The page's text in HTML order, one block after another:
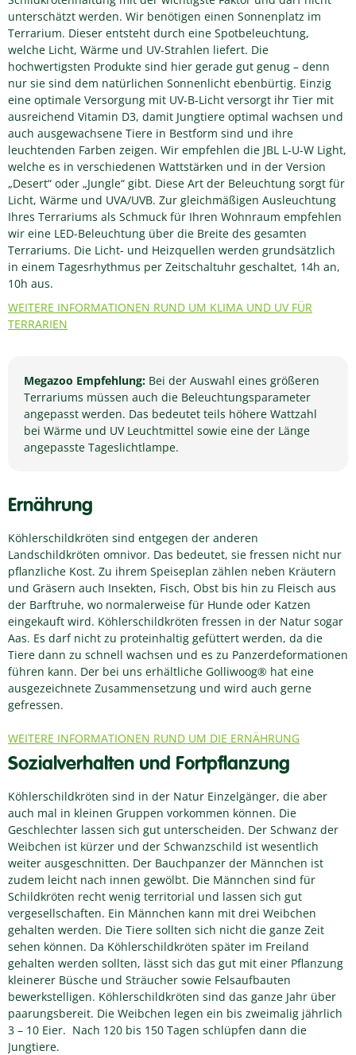
unterschätzt werden. Wir benötigen einen Sonnenplatz im
Terrarium. Dieser entsteht durch eine Spotbeleuchtung,
welche Licht, Wärme und UV-Strahlen liefert. Die
hochwertigsten Produkte sind hier gerade gut genug – denn
nur sie sind dem natürlichen Sonnenlicht ebenbürtig. Einzig
eine optimale Versorgung mit UV-B-Licht versorgt ihr Tier mit
ausreichend Vitamin D3, damit Jungtiere optimal wachsen und
auch ausgewachsene Tiere in Bestform sind und ihre
leuchtenden Farben zeigen. Wir empfehlen die JBL L-U-W Light,
welche es in verschiedenen Wattstärken und in der Version
„Desert“ oder „Jungle“ gibt. Diese Art der Beleuchtung sorgt für
Licht, Wärme und UVA/UVB. Zur gleichmäßigen Ausleuchtung
Ihres Terrariums als Schmuck für Ihren Wohnraum empfehlen
wir eine LED-Beleuchtung über die Breite des gesamten
Terrariums. Die Licht- und Heizquellen werden grundsätzlich
in einem Tagesrhythmus per Zeitschaltuhr geschaltet, 14h an,
10h aus.
WEITERE INFORMATIONEN RUND UM KLIMA UND UV FÜR
TERRARIEN
Megazoo Empfehlung: Bei der Auswahl eines größeren
Terrariums müssen auch die Beleuchtungsparameter
angepasst werden. Das bedeutet teils höhere Wattzahl
bei Wärme und UV Leuchtmittel sowie eine der Länge
angepasste Tageslichtlampe.
Ernährung
Köhlerschildkröten sind entgegen der anderen
Landschildkröten omnivor. Das bedeutet, sie fressen nicht nur
pflanzliche Kost. Zu ihrem Speiseplan zählen neben Kräutern
und Gräsern auch Insekten, Fisch, Obst bis hin zu Fleisch aus
der Barftruhe, wo normalerweise für Hunde oder Katzen
eingekauft wird. Köhlerschildkröten fressen in der Natur sogar
Aas. Es darf nicht zu proteinhaltig gefüttert werden, da die
Tiere dann zu schnell wachsen und es zu Panzerdeformationen
führen kann. Der bei uns erhältliche Golliwoog® hat eine
ausgezeichnete Zusammensetzung und wird auch gerne
gefressen.
WEITERE INFORMATIONEN RUND UM DIE ERNÄHRUNG
Sozialverhalten und Fortpflanzung
Köhlerschildkröten sind in der Natur Einzelgänger, die aber
auch mal in kleinen Gruppen vorkommen können. Die
Geschlechter lassen sich gut unterscheiden. Der Schwanz der
Weibchen ist kürzer und der Schwanzschild ist wesentlich
weiter ausgeschnitten. Der Bauchpanzer der Männchen ist
zudem leicht nach innen gewölbt. Die Männchen sind für
Schildkröten recht wenig territorial und lassen sich gut
vergesellschaften. Ein Männchen kann mit drei Weibchen
gehalten werden. Die Tiere sollten sich nicht die ganze Zeit
sehen können. Da Köhlerschildkröten später im Freiland
gehalten werden sollten, lässt sich das gut mit einer Pflanzung
kleinerer Büsche und Sträucher sowie Felsaufbauten
bewerkstelligen. Köhlerschildkröten sind das ganze Jahr über
paarungsbereit. Die Weibchen legen ein bis zweimalig jährlich
3 – 10 Eier. Nach 120 bis 150 Tagen schlüpfen dann die
Jungtiere.